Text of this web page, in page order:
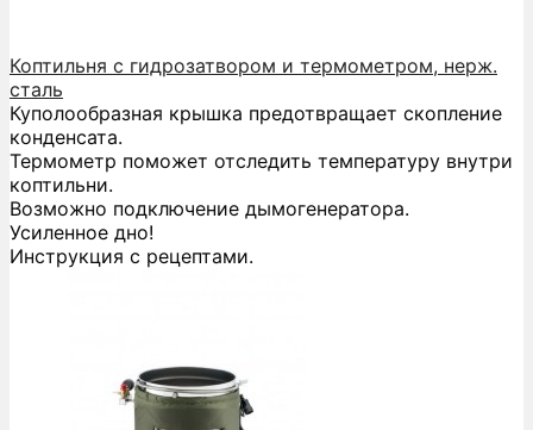
Коптильня с гидрозатвором и термометром, нерж.
сталь
Куполообразная крышка предотвращает скопление
конденсата.
Термометр поможет отследить температуру внутри
коптильни.
Возможно подключение дымогенератора.
Усиленное дно!
Инструкция с рецептами.